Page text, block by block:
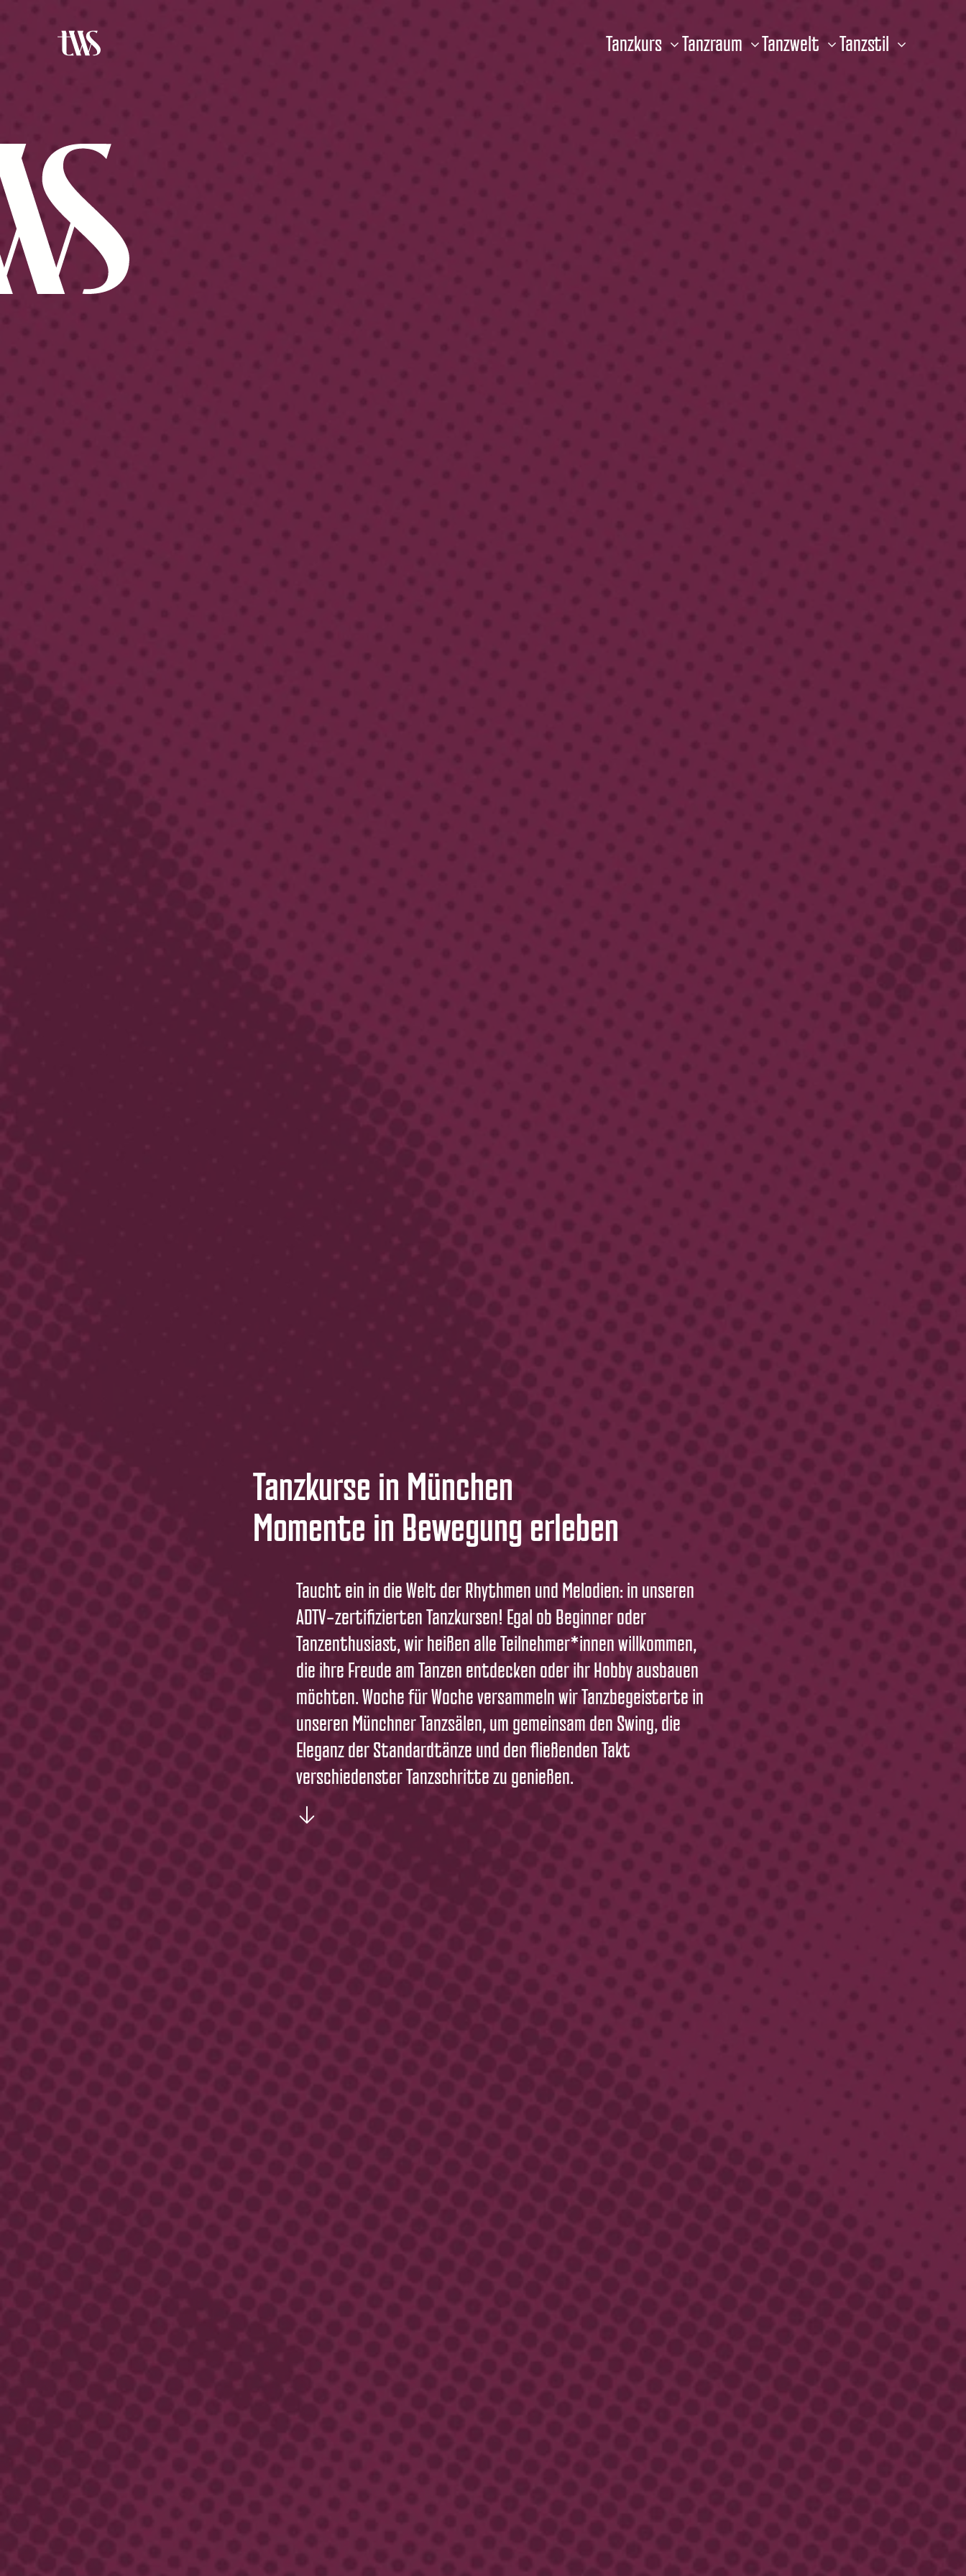
Tanzkurs Tanzraum Tanzwelt Tanzstil
Tanzkurse in München
Momente in Bewegung erleben
Taucht ein in die Welt der Rhythmen und Melodien: in unseren
ADTV-zertifizierten Tanzkursen! Egal ob Beginner oder
Tanzenthusiast, wir heißen alle Teilnehmer*innen willkommen,
die ihre Freude am Tanzen entdecken oder ihr Hobby ausbauen
möchten. Woche für Woche versammeln wir Tanzbegeisterte in
unseren Münchner Tanzsälen, um gemeinsam den Swing, die
Eleganz der Standardtänze und den fließenden Takt
verschiedenster Tanzschritte zu genießen.